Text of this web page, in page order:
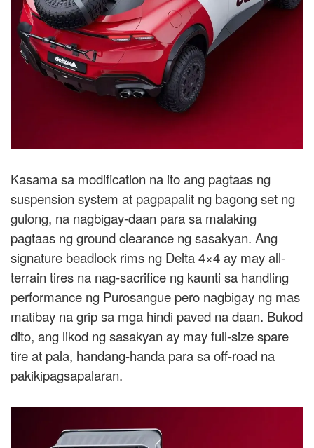
Kasama sa modification na ito ang pagtaas ng
suspension system at pagpapalit ng bagong set ng
gulong, na nagbigay-daan para sa malaking
pagtaas ng ground clearance ng sasakyan. Ang
signature beadlock rims ng Delta 4×4 ay may all-
terrain tires na nag-sacrifice ng kaunti sa handling
performance ng Purosangue pero nagbigay ng mas
matibay na grip sa mga hindi paved na daan. Bukod
dito, ang likod ng sasakyan ay may full-size spare
tire at pala, handang-handa para sa off-road na
pakikipagsapalaran.